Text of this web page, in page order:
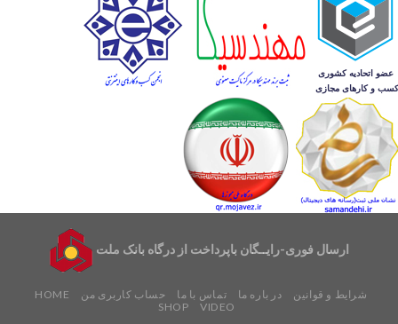
ارسال فوری-رایــگان باپرداخت از درگاه بانک ملت
شرایط و قوانین در باره ما تماس با ما حساب کاربری من
HOME
VIDEO
SHOP